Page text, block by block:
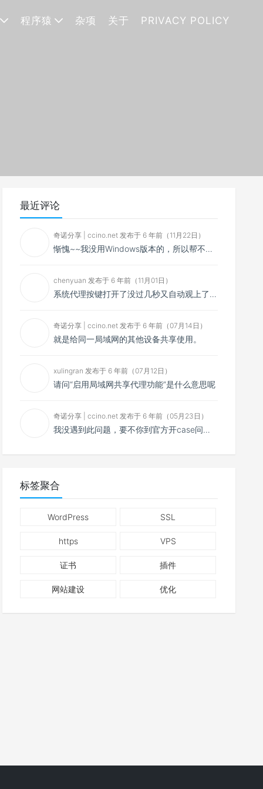
程序猿 杂项 关于 PRIVACY POLICY
最近评论
奇诺分享 | ccino.net 发布于 6 年前（11月22日）
惭愧~~我没用Windows版本的，所以帮不了你~~
chenyuan 发布于 6 年前（11月01日）
系统代理按键打开了没过几秒又自动观上了，导致一直打开不了，是什么问题呢？感谢大佬，请帮帮忙！谢谢！
奇诺分享 | ccino.net 发布于 6 年前（07月14日）
就是给同一局域网的其他设备共享使用。
xulingran 发布于 6 年前（07月12日）
请问“启用局域网共享代理功能”是什么意思呢
奇诺分享 | ccino.net 发布于 6 年前（05月23日）
我没遇到此问题，要不你到官方开case问问看？
标签聚合
WordPress SSL
https VPS
证书 插件
网站建设 优化